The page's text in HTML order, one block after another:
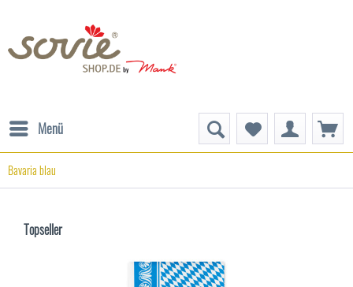
Menü
Bavaria blau
Topseller